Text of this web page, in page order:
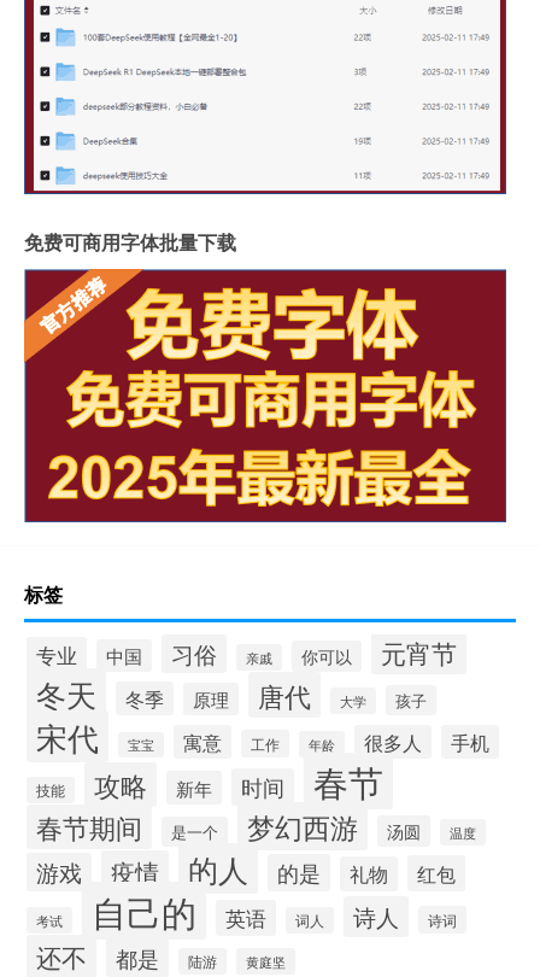
免费可商用字体批量下载
标签
专业 中国 习俗 亲戚 你可以 元宵节
冬天 冬季 原理 唐代 大学 孩子
宋代 宝宝 寓意 工作 年龄 很多人 手机
技能 攻略 新年 时间 春节
春节期间 是一个 梦幻西游 汤圆 温度
游戏 疫情 的人 的是 礼物 红包
考试 自己的 英语 词人 诗人 诗词
还不 都是 陆游 黄庭坚